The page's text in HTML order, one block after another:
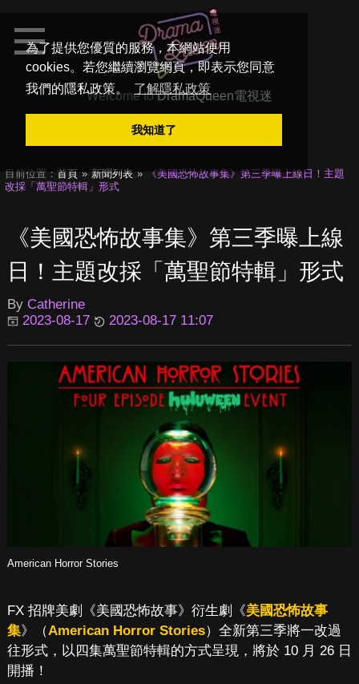
為了提供您優質的服務，本網站使用
cookies。若您繼續瀏覽網頁，即表示您同意
我們的隱私政策。
了解隱私政策
我知道了
Welcome toDramaQueen電視迷
目前位置： 首頁 新聞列表
《美國恐怖故事集》第三季曝上線日！主題
改採「萬聖節特輯」形式
《美國恐怖故事集》第三季曝上線
日！主題改採「萬聖節特輯」形式
By Catherine
2023-08-17
2023-08-17 11:07
American Horror Stories
FX 招牌美劇《美國恐怖故事》衍生劇《美國恐怖故事
集》（American Horror Stories）全新第三季將一改過
往形式，以四集萬聖節特輯的方式呈現，將於 10 月 26 日
開播！